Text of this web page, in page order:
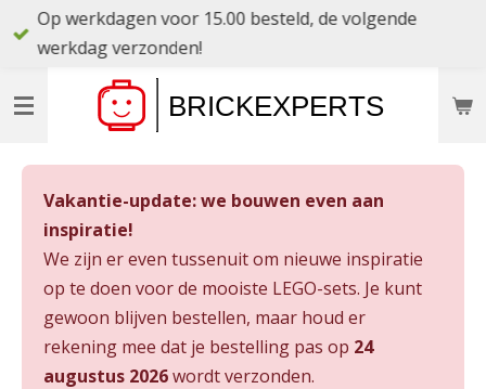
Ga
direct
de
Op werkdagen voor 15.00 besteld, de volgende
werkdag verzonden!
Vakantie-update: we bouwen even aan
inspiratie!
We zijn er even tussenuit om nieuwe inspiratie
op te doen voor de mooiste LEGO-sets. Je kunt
gewoon blijven bestellen, maar houd er
rekening mee dat je bestelling pas op 24
augustus 2026wordt verzonden.